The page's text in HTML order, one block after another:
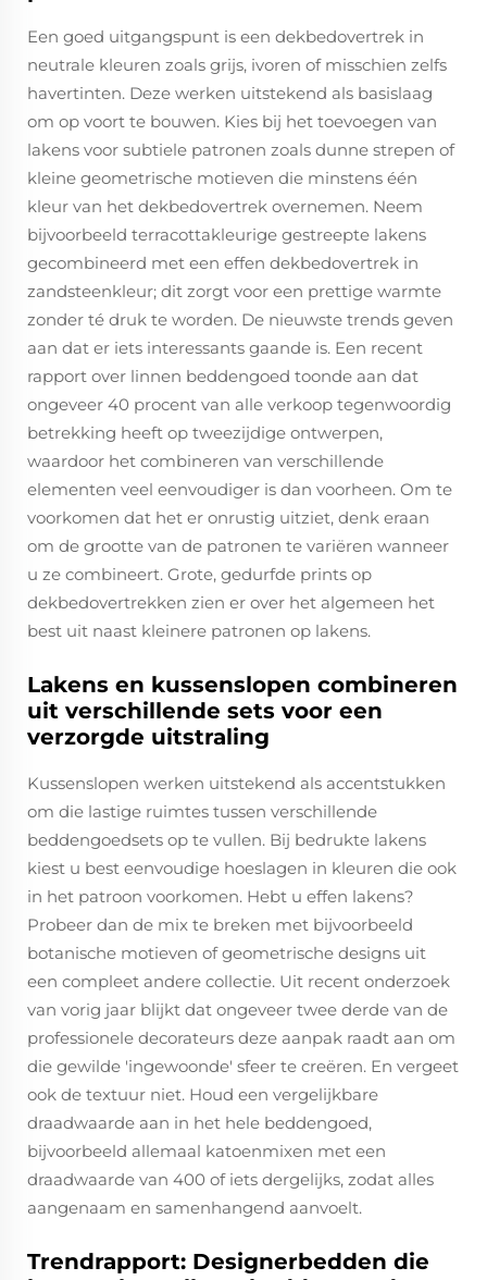
Een goed uitgangspunt is een dekbedovertrek in
neutrale kleuren zoals grijs, ivoren of misschien zelfs
havertinten. Deze werken uitstekend als basislaag
om op voort te bouwen. Kies bij het toevoegen van
lakens voor subtiele patronen zoals dunne strepen of
kleine geometrische motieven die minstens één
kleur van het dekbedovertrek overnemen. Neem
bijvoorbeeld terracottakleurige gestreepte lakens
gecombineerd met een effen dekbedovertrek in
zandsteenkleur; dit zorgt voor een prettige warmte
zonder té druk te worden. De nieuwste trends geven
aan dat er iets interessants gaande is. Een recent
rapport over linnen beddengoed toonde aan dat
ongeveer 40 procent van alle verkoop tegenwoordig
betrekking heeft op tweezijdige ontwerpen,
waardoor het combineren van verschillende
elementen veel eenvoudiger is dan voorheen. Om te
voorkomen dat het er onrustig uitziet, denk eraan
om de grootte van de patronen te variëren wanneer
u ze combineert. Grote, gedurfde prints op
dekbedovertrekken zien er over het algemeen het
best uit naast kleinere patronen op lakens.
Lakens en kussenslopen combineren
uit verschillende sets voor een
verzorgde uitstraling
Kussenslopen werken uitstekend als accentstukken
om die lastige ruimtes tussen verschillende
beddengoedsets op te vullen. Bij bedrukte lakens
kiest u best eenvoudige hoeslagen in kleuren die ook
in het patroon voorkomen. Hebt u effen lakens?
Probeer dan de mix te breken met bijvoorbeeld
botanische motieven of geometrische designs uit
een compleet andere collectie. Uit recent onderzoek
van vorig jaar blijkt dat ongeveer twee derde van de
professionele decorateurs deze aanpak raadt aan om
die gewilde 'ingewoonde' sfeer te creëren. En vergeet
ook de textuur niet. Houd een vergelijkbare
draadwaarde aan in het hele beddengoed,
bijvoorbeeld allemaal katoenmixen met een
draadwaarde van 400 of iets dergelijks, zodat alles
aangenaam en samenhangend aanvoelt.
Trendrapport: Designerbedden die